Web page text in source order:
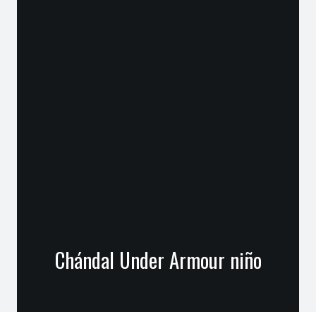
Chándal Under Armour niño